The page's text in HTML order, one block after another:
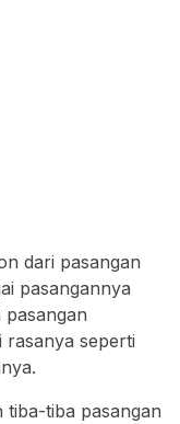
dari pasangan
pasangannya
pasangan
seperti
tiba-tiba pasangan